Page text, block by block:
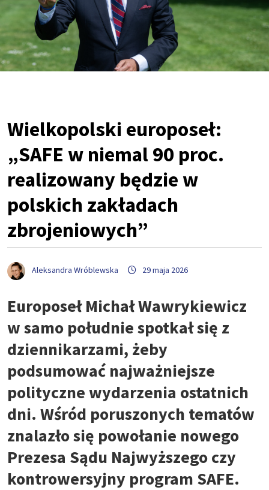
Wielkopolski europoseł:
„SAFE w niemal 90 proc.
realizowany będzie w
polskich zakładach
zbrojeniowych”
Aleksandra Wróblewska 29 maja 2026
Europoseł Michał Wawrykiewicz
w samo południe spotkał się z
dziennikarzami, żeby
podsumować najważniejsze
polityczne wydarzenia ostatnich
dni. Wśród poruszonych tematów
znalazło się powołanie nowego
Prezesa Sądu Najwyższego czy
kontrowersyjny program SAFE.